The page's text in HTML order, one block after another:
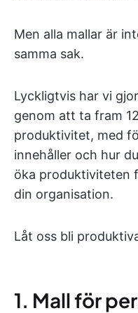
Men alla mallar är
samma sak.
Lyckligtvis har vi
genom att ta fram
produktivitet, med
innehåller och hur
öka produktiviteten
din organisation.
Låt oss bli
1. Mall för